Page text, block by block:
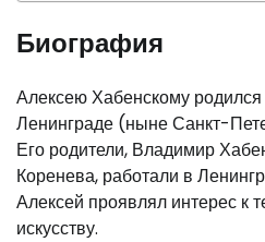
Биография
Алексею Хабенскому родился
Ленинграде (ныне Санкт-
Его родители, Владимир
Коренева, работали в
Алексей проявлял интерес к
искусству.